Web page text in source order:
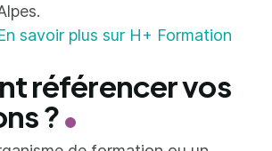
savoir plus sur H+ Formation
référencer vos
?